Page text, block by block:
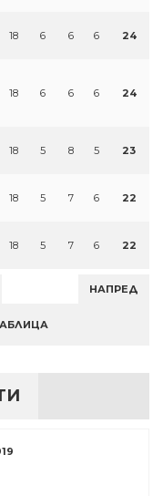
18 6 6 6 24
18 6 6 6 24
18 5 8 5 23
18 5 7 6 22
18 5 7 6 22
НАПРЕД